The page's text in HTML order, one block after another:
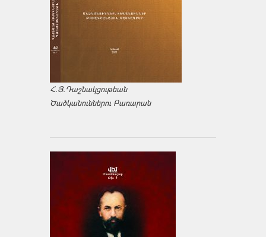
Հ.Յ.Դաշնակցութեան
Ծածկանուններու Բառարան